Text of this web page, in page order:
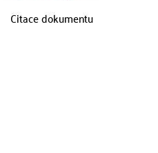
Citace dokumentu